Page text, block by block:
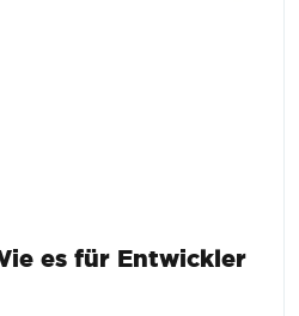
es für Entwickler